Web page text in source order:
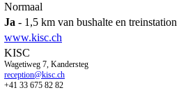
Normaal
Ja - 1,5 km van bushalte en treinstation
www.kisc.ch
KISC
Wagetiweg 7, Kandersteg
reception@kisc.ch
+41 33 675 82 82